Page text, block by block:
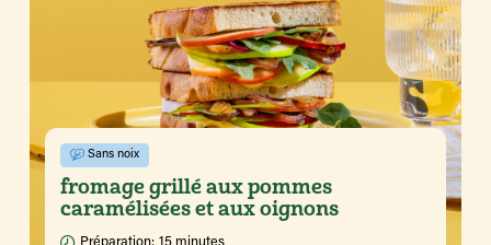
Sans noix
fromage grillé aux pommes
caramélisées et aux oignons
Préparation: 15 minutes